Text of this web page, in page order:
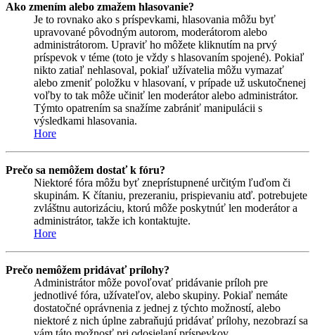
Ako zmením alebo zmažem hlasovanie?
Je to rovnako ako s príspevkami, hlasovania môžu byť
upravované pôvodným autorom, moderátorom alebo
administrátorom. Upraviť ho môžete kliknutím na prvý
príspevok v téme (toto je vždy s hlasovaním spojené). Pokiaľ
nikto zatiaľ nehlasoval, pokiaľ užívatelia môžu vymazať
alebo zmeniť položku v hlasovaní, v prípade už uskutočnenej
voľby to tak môže učiniť len moderátor alebo administrátor.
Týmto opatrením sa snažíme zabrániť manipulácii s
výsledkami hlasovania.
Hore
Prečo sa nemôžem dostať k fóru?
Niektoré fóra môžu byť zneprístupnené určitým ľuďom či
skupinám. K čítaniu, prezeraniu, prispievaniu atď. potrebujete
zvláštnu autorizáciu, ktorú môže poskytnúť len moderátor a
administrátor, takže ich kontaktujte.
Hore
Prečo nemôžem pridávať prílohy?
Administrátor môže povoľovať pridávanie príloh pre
jednotlivé fóra, užívateľov, alebo skupiny. Pokiaľ nemáte
dostatočné oprávnenia z jednej z týchto možností, alebo
niektoré z nich úplne zabraňujú pridávať prílohy, nezobrazí sa